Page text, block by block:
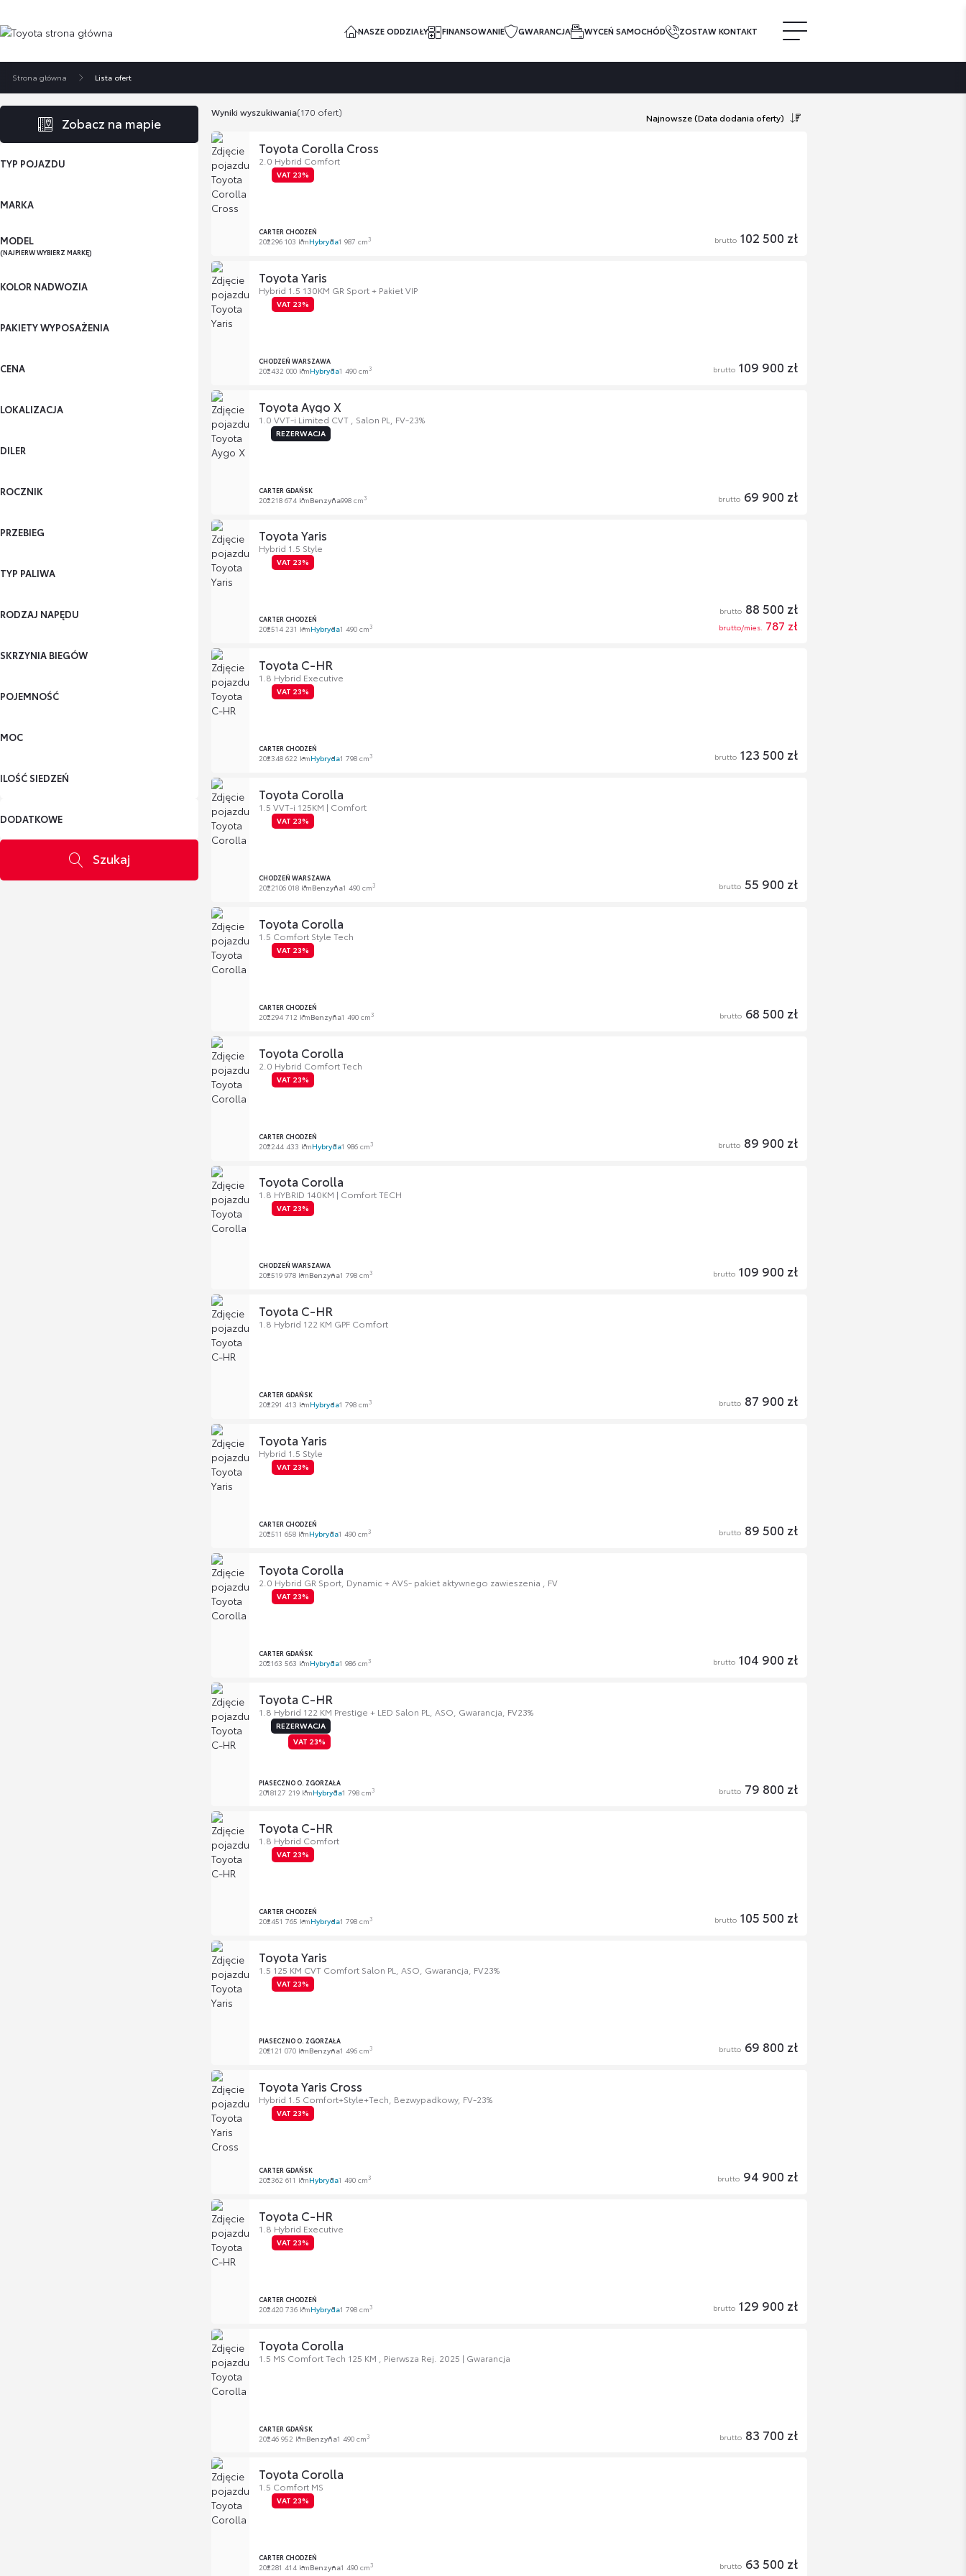
NASZE ODDZIAŁY FINANSOWANIE GWARANCJA WYCEŃ SAMOCHÓD ZOSTAW KONTAKT
Strona główna Lista ofert
Zobacz na mapie
TYP POJAZDU
MARKA
MODEL
(NAJPIERW WYBIERZ MARKĘ)
KOLOR NADWOZIA
PAKIETY WYPOSAŻENIA
CENA
LOKALIZACJA
DILER
ROCZNIK
PRZEBIEG
TYP PALIWA
RODZAJ NAPĘDU
SKRZYNIA BIEGÓW
POJEMNOŚĆ
MOC
ILOŚĆ SIEDZEŃ
DODATKOWE
Szukaj
Wyniki wyszukiwania(170 ofert) Najnowsze(Data dodania oferty)
Toyota Corolla Cross
2.0 Hybrid Comfort
VAT 23%
CARTER CHODZEŃ
202296 103 kmHybryda1 987 cm3 brutto 102 500 zł
Toyota Yaris
Hybrid 1.5 130KM GR Sport + Pakiet VIP
VAT 23%
CHODZEŃ WARSZAWA
202432 000 kmHybryda1 490 cm3 brutto 109 900 zł
Toyota Aygo X
1.0 VVT-i Limited CVT , Salon PL, FV-23%
REZERWACJA
CARTER GDAŃSK
202218 674 kmBenzyna998 cm3 brutto 69 900 zł
Toyota Yaris
Hybrid 1.5 Style
VAT 23%
CARTER CHODZEŃ
202514 231 kmHybryda1 490 cm3
brutto 88 500 zł
brutto/mies. 787 zł
Toyota C-HR
1.8 Hybrid Executive
VAT 23%
CARTER CHODZEŃ
202348 622 kmHybryda1 798 cm3 brutto 123 500 zł
Toyota Corolla
1.5 VVT-i 125KM | Comfort
VAT 23%
CHODZEŃ WARSZAWA
2022106 018 kmBenzyna1 490 cm3 brutto 55 900 zł
Toyota Corolla
1.5 Comfort Style Tech
VAT 23%
CARTER CHODZEŃ
202294 712 kmBenzyna1 490 cm3 brutto 68 500 zł
Toyota Corolla
2.0 Hybrid Comfort Tech
VAT 23%
CARTER CHODZEŃ
202244 433 kmHybryda1 986 cm3 brutto 89 900 zł
Toyota Corolla
1.8 HYBRID 140KM | Comfort TECH
VAT 23%
CHODZEŃ WARSZAWA
202519 978 kmBenzyna1 798 cm3 brutto 109 900 zł
Toyota C-HR
1.8 Hybrid 122 KM GPF Comfort
CARTER GDAŃSK
202291 413 kmHybryda1 798 cm3 brutto 87 900 zł
Toyota Yaris
Hybrid 1.5 Style
VAT 23%
CARTER CHODZEŃ
202511 658 kmHybryda1 490 cm3 brutto 89 500 zł
Toyota Corolla
2.0 Hybrid GR Sport, Dynamic + AVS- pakiet aktywnego zawieszenia , FV
VAT 23%
CARTER GDAŃSK
202163 563 kmHybryda1 986 cm3 brutto 104 900 zł
Toyota C-HR
1.8 Hybrid 122 KM Prestige + LED Salon PL, ASO, Gwarancja, FV23%
REZERWACJA
VAT 23%
PIASECZNO O. ZGORZAŁA
2018127 219 kmHybryda1 798 cm3 brutto 79 800 zł
Toyota C-HR
1.8 Hybrid Comfort
VAT 23%
CARTER CHODZEŃ
202451 765 kmHybryda1 798 cm3 brutto 105 500 zł
Toyota Yaris
1.5 125 KM CVT Comfort Salon PL, ASO, Gwarancja, FV23%
VAT 23%
PIASECZNO O. ZGORZAŁA
202121 070 kmBenzyna1 496 cm3 brutto 69 800 zł
Toyota Yaris Cross
Hybrid 1.5 Comfort+Style+Tech, Bezwypadkowy, FV-23%
VAT 23%
CARTER GDAŃSK
202362 611 kmHybryda1 490 cm3 brutto 94 900 zł
Toyota C-HR
1.8 Hybrid Executive
VAT 23%
CARTER CHODZEŃ
202420 736 kmHybryda1 798 cm3 brutto 129 900 zł
Toyota Corolla
1.5 MS Comfort Tech 125 KM , Pierwsza Rej. 2025 | Gwarancja
CARTER GDAŃSK
20246 952 kmBenzyna1 490 cm3 brutto 83 700 zł
Toyota Corolla
1.5 Comfort MS
VAT 23%
CARTER CHODZEŃ
202281 414 kmBenzyna1 490 cm3 brutto 63 500 zł